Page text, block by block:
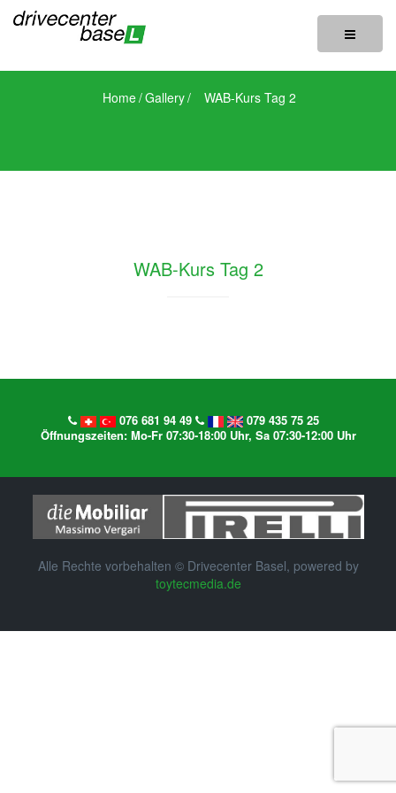
Toggle
Home/Gallery/ WAB-Kurs Tag 2
WAB-Kurs Tag 2
076 681 94 49
079 435 75 25
Öffnungszeiten: Mo-Fr 07:30-18:00 Uhr, Sa 07:30-12:00 Uhr
Alle Rechte vorbehalten © Drivecenter Basel, powered by
toytecmedia.de